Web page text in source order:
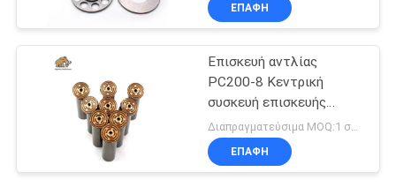
ΕΠΑΦΉ
Επισκευή αντλίας
PC200-8 Κεντρική
συσκευή επισκευής
αντλίας
ΕΠΑΦΉ